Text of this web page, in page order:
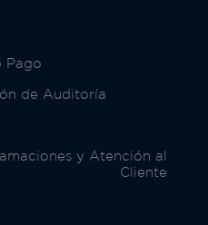
Pago
de Auditoría
y Atención al
Cliente